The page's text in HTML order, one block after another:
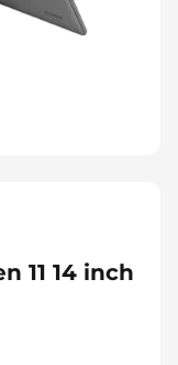
11 14 inch